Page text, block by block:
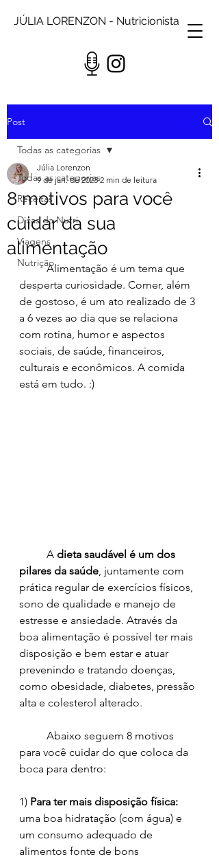
JÚLIA LORENZON - Nutricionista
Post
Todas as categorias
Receitas
Dicas da Nutri
Viagens
Nutrição
Todas as categorias
8 motivos para você
cuidar da sua
alimentação
Júlia Lorenzon
9 de jan. de 2023 2 min de leitura
	Alimentação é um tema que
desperta curiosidade. Comer, além
de gostoso, é um ato realizado de 3
a 6 vezes ao dia que se relaciona
com rotina, humor e aspectos
sociais, de saúde, financeiros,
culturais e econômicos. A comida
está em tudo. :)
	A
dieta saudável é um dos
pilares da saúde, juntamente com
prática regular de exercícios físicos,
sono de qualidade e manejo de
estresse e ansiedade. Através da
boa alimentação é possível ter mais
disposição e bem estar e atuar
prevenindo e tratando doenças,
como obesidade, diabetes, pressão
alta e colesterol alterado.
para você cuidar do que coloca da
boca para dentro:
1) Para ter mais disposição física:
uma boa hidratação (com água) e
um consumo adequado de
alimentos fonte de bons